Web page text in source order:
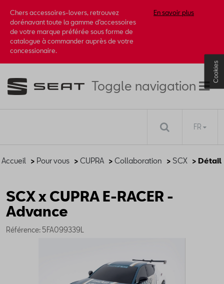
Chers accessoires-lovers, retrouvez
dorénavant toute la gamme d’accessoires
de votre marque préférée sous forme de
catalogue à commander auprès de votre
concessionaire.
En savoir plus
Toggle navigation
FR
Accueil > Pour vous > CUPRA > Collaboration > SCX > Détail
SCX x CUPRA E-RACER -
Advance
Référence: 5FA099339L
Cookies